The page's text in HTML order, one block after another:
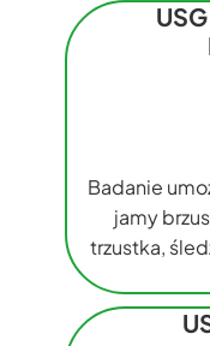
Badanie
jamy
trzustka,